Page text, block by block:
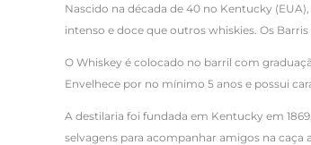
Nascido na década de 40 no Kentucky
intenso e doce que outros whiskies. Os
O Whiskey é colocado no barril com
Envelhece por no mínimo 5 anos e possui
A destilaria foi fundada em Kentucky em
selvagens para acompanhar amigos na caça